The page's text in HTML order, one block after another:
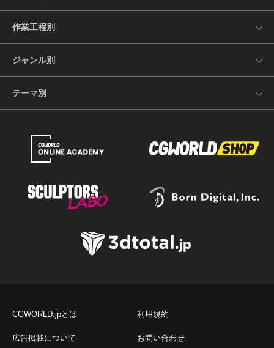
作業工程別
ジャンル別
テーマ別
CGWORLD.jpとは 利用規約
広告掲載について お問い合わせ